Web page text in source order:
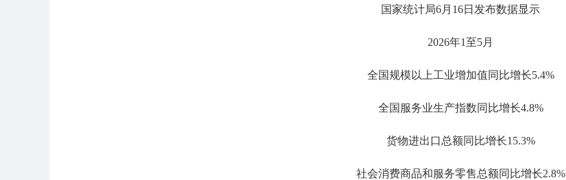
国家统计局6月16日发布数据显示
2026年1至5月
全国规模以上工业增加值同比增长5.4%
全国服务业生产指数同比增长4.8%
货物进出口总额同比增长15.3%
社会消费商品和服务零售总额同比增长2.8%